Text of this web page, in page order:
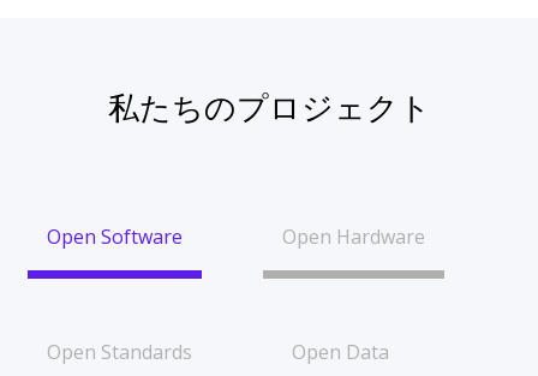
私たちのプロジェクト
Open Software Open Hardware
Open Standards Open Data